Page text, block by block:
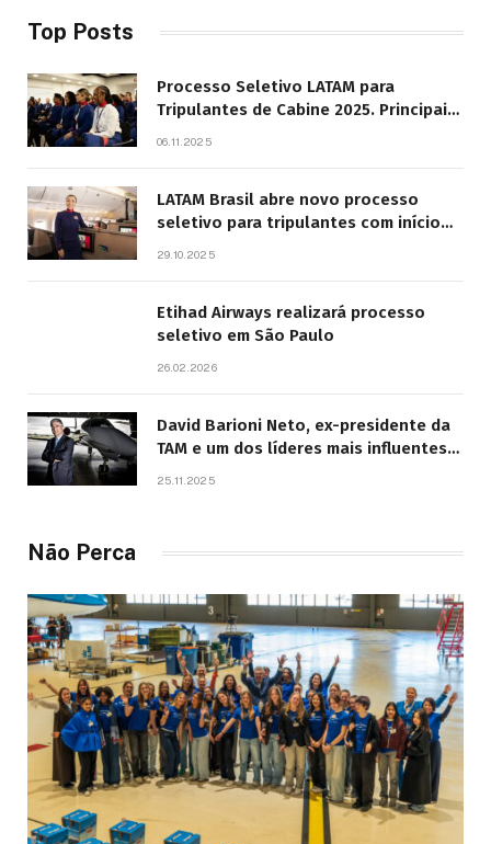
Top Posts
Processo Seletivo LATAM para
Tripulantes de Cabine 2025. Principais
06.11.2025
LATAM Brasil abre novo processo
seletivo para tripulantes com início
29.10.2025
Etihad Airways realizará processo
seletivo em São Paulo
26.02.2026
David Barioni Neto, ex-presidente da
TAM e um dos líderes mais influentes
25.11.2025
Não Perca